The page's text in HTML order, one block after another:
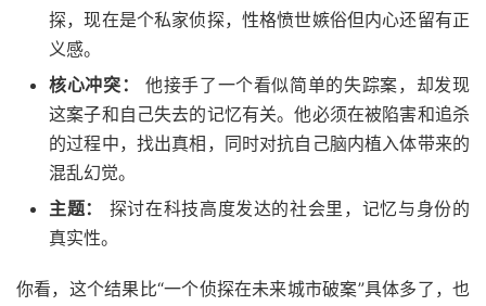
探，现在是个私家侦探，性格愤世嫉俗但内心还留有正
义感。
核心冲突：
他接手了一个看似简单的失踪案，却发现
这案子和自己失去的记忆有关。他必须在被陷害和追杀
的过程中，找出真相，同时对抗自己脑内植入体带来的
混乱幻觉。
主题：
探讨在科技高度发达的社会里，记忆与身份的
真实性。
你看，这个结果比“一个侦探在未来城市破案”具体多了，也